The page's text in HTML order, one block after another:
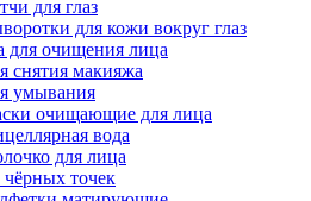
для глаз
для кожи вокруг глаз
для очищения лица
снятия макияжа
умывания
очищающие для лица
вода
для лица
точек